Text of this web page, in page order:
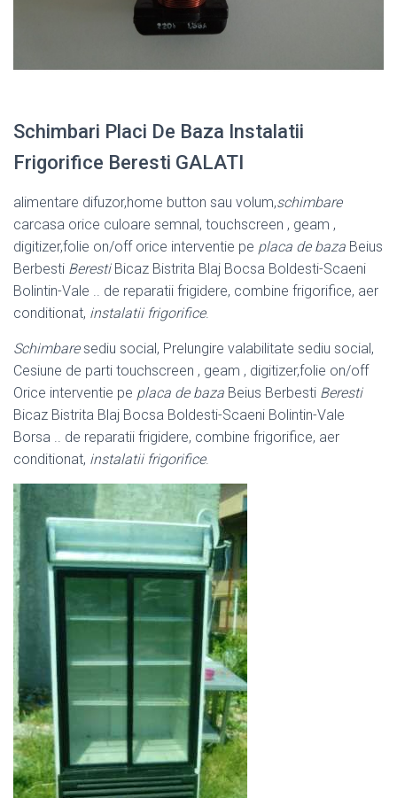
Schimbari Placi De Baza Instalatii
Frigorifice Beresti GALATI
alimentare difuzor,home button sau volum,schimbare
carcasa orice culoare semnal, touchscreen , geam ,
digitizer,folie on/off orice interventie pe placa de baza Beius
Berbesti BerestiBicaz Bistrita Blaj Bocsa Boldesti-Scaeni
Bolintin-Vale .. de reparatii frigidere, combine frigorifice, aer
conditionat, instalatii frigorifice.
Schimbaresediu social, Prelungire valabilitate sediu social,
Cesiune de parti touchscreen , geam , digitizer,folie on/off
Orice interventie pe placa de baza Beius Berbesti Beresti
Bicaz Bistrita Blaj Bocsa Boldesti-Scaeni Bolintin-Vale
Borsa .. de reparatii frigidere, combine frigorifice, aer
conditionat, instalatii frigorifice.